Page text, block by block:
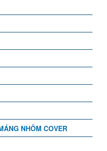
NHÔM COVER